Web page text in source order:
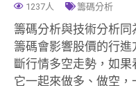
1237人 籌碼分析
籌碼分析與技術分析
籌碼會影響股價的行
斷行情多空走勢，如
它一起來做多、做空